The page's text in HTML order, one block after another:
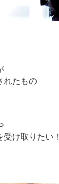
れたもの
け取りたい！